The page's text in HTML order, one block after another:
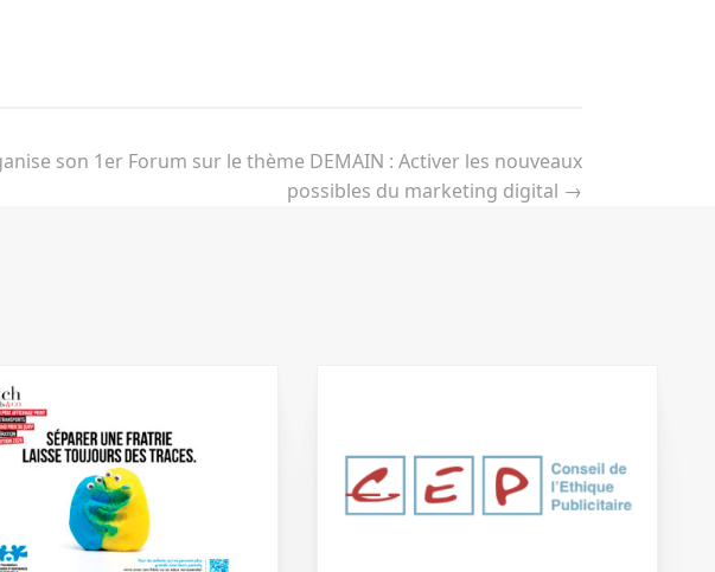
son 1er Forum sur le thème DEMAIN : Activer les nouveaux
possibles du marketing digital →